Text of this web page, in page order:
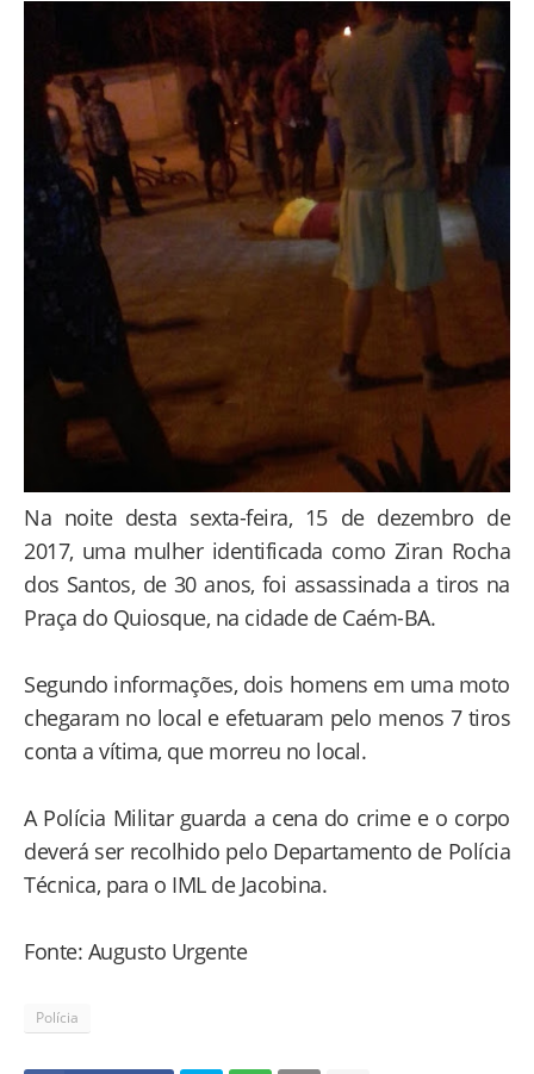
Na noite desta sexta-feira, 15 de dezembro de
2017, uma mulher identificada como Ziran Rocha
dos Santos, de 30 anos, foi assassinada a tiros na
Praça do Quiosque, na cidade de Caém-BA.
Segundo informações, dois homens em uma moto
chegaram no local e efetuaram pelo menos 7 tiros
conta a vítima, que morreu no local.
A Polícia Militar guarda a cena do crime e o corpo
deverá ser recolhido pelo Departamento de Polícia
Técnica, para o IML de Jacobina.
Fonte: Augusto Urgente
Polícia